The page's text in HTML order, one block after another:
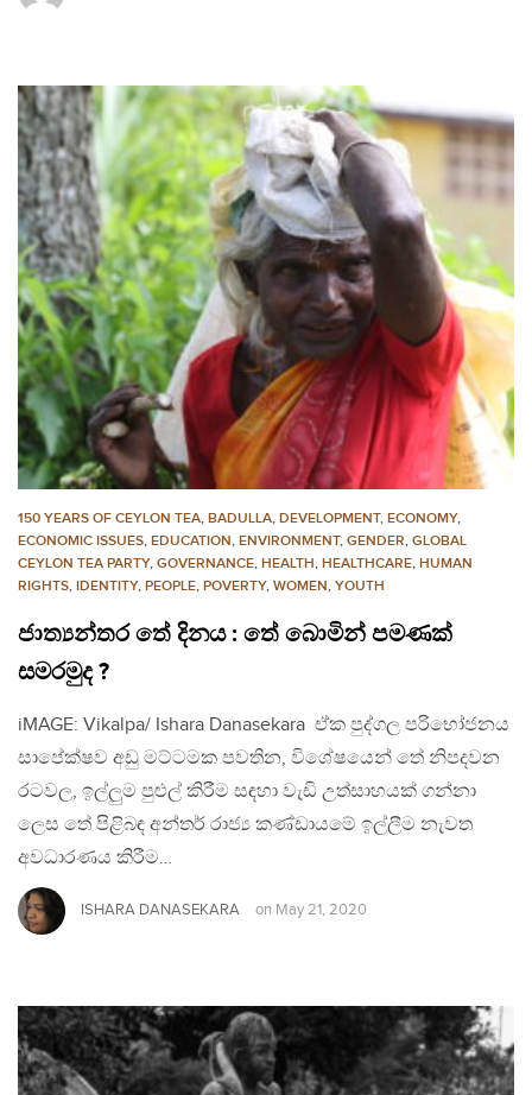
150 YEARS OF CEYLON TEA, BADULLA, DEVELOPMENT, ECONOMY,
ECONOMIC ISSUES, EDUCATION, ENVIRONMENT, GENDER, GLOBAL
CEYLON TEA PARTY, GOVERNANCE, HEALTH, HEALTHCARE, HUMAN
RIGHTS, IDENTITY, PEOPLE, POVERTY, WOMEN, YOUTH
ජාත්‍යන්තර තේ දිනය : තේ බොමින් පමණක්
සමරමුද ?
iMAGE: Vikalpa/ Ishara Danasekara ඒක පුද්ගල පරිභෝජනය
සාපේක්ෂව අඩු මට්ටමක පවතින, විශේෂයෙන් තේ නිපදවන
රටවල, ඉල්ලුම පුළුල් කිරීම සඳහා වැඩි උත්සාහයක් ගන්නා
ලෙස තේ පිළිබඳ අන්තර් රාජ්‍ය කණ්ඩායමේ ඉල්ලීම නැවත
අවධාරණය කිරීම…
ISHARA DANASEKARA on May 21, 2020